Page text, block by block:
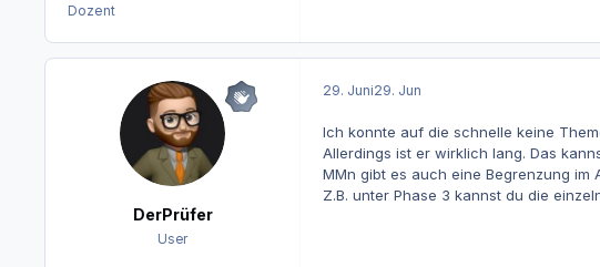
Dozent
DerPrüfer
User
29. Juni29. Jun
Ich konnte auf die schnelle keine
Allerdings ist er wirklich lang. Das
MMn gibt es auch eine Begrenzung im
Z.B. unter Phase 3 kannst du die